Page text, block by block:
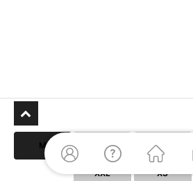
5XL
M
XS
XXL